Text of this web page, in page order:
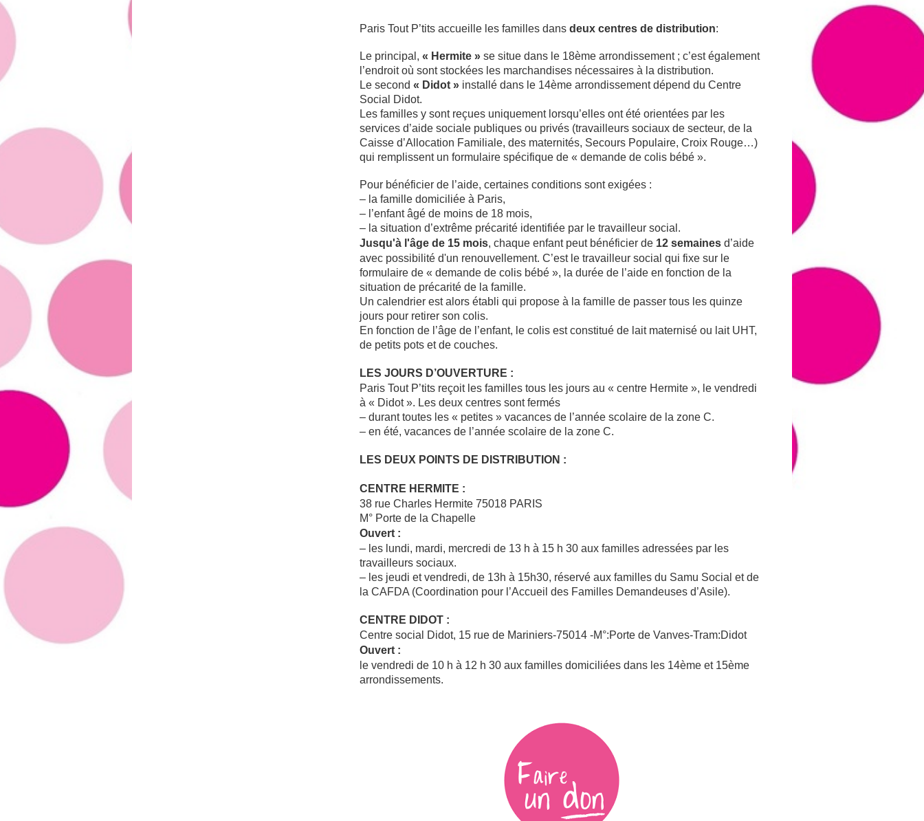
Paris Tout P’tits accueille les familles dans deux centres de distribution:
Le principal, « Hermite »se situe dans le 18ème arrondissement ; c’est également
l’endroit où sont stockées les marchandises nécessaires à la distribution.
Le second « Didot »installé dans le 14ème arrondissement dépend du Centre
Social Didot.
Les familles y sont reçues uniquement lorsqu’elles ont été orientées par les
services d’aide sociale publiques ou privés (travailleurs sociaux de secteur, de la
Caisse d’Allocation Familiale, des maternités, Secours Populaire, Croix Rouge…)
qui remplissent un formulaire spécifique de « demande de colis bébé ».
Pour bénéficier de l’aide, certaines conditions sont exigées :
– la famille domiciliée à Paris,
– l’enfant âgé de moins de 18 mois,
– la situation d’extrême précarité identifiée par le travailleur social.
Jusqu'à l'âge de 15 mois, chaque enfant peut bénéficier de 12 semainesd’aide
avec possibilité d'un renouvellement. C’est le travailleur social qui fixe sur le
formulaire de « demande de colis bébé », la durée de l’aide en fonction de la
situation de précarité de la famille.
Un calendrier est alors établi qui propose à la famille de passer tous les quinze
jours pour retirer son colis.
En fonction de l’âge de l’enfant, le colis est constitué de lait maternisé ou lait UHT,
de petits pots et de couches.
LES JOURS D’OUVERTURE :
Paris Tout P’tits reçoit les familles tous les jours au « centre Hermite », le vendredi
à « Didot ». Les deux centres sont fermés
– durant toutes les « petites » vacances de l’année scolaire de la zone C.
– en été, vacances de l’année scolaire de la zone C.
LES DEUX POINTS DE DISTRIBUTION :
CENTRE HERMITE :
38 rue Charles Hermite 75018 PARIS
M° Porte de la Chapelle
Ouvert :
– les lundi, mardi, mercredi de 13 h à 15 h 30 aux familles adressées par les
travailleurs sociaux.
– les jeudi et vendredi, de 13h à 15h30, réservé aux familles du Samu Social et de
la CAFDA (Coordination pour l’Accueil des Familles Demandeuses d’Asile).
CENTRE DIDOT :
Centre social Didot, 15 rue de Mariniers-75014 -M°:Porte de Vanves-Tram:Didot
Ouvert :
le vendredi de 10 h à 12 h 30 aux familles domiciliées dans les 14ème et 15ème
arrondissements.